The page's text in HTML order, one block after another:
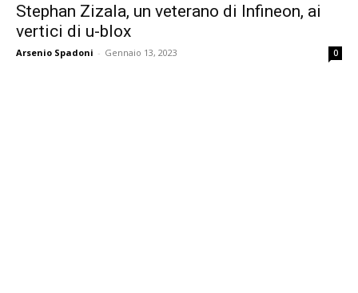
Stephan Zizala, un veterano di Infineon, ai
vertici di u-blox
Arsenio Spadoni - Gennaio 13, 2023 0